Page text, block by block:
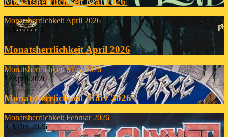
Monatsherrlichkeit April 2026
4. Mai 2026
Monatsherrlichkeit April 2026
Monatsherrlichkeit März 2026
1. April 2026
Monatsherrlichkeit März 2026
Monatsherrlichkeit Februar 2026
3. März 2026